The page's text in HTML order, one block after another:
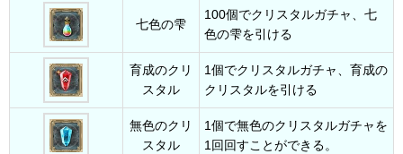
七色の雫
100個でクリスタルガチャ、七
色の雫を引ける
育成のクリ
スタル
1個でクリスタルガチャ、育成の
クリスタルを引ける
無色のクリ
スタル
1個で無色のクリスタルガチャを
1回回すことができる。